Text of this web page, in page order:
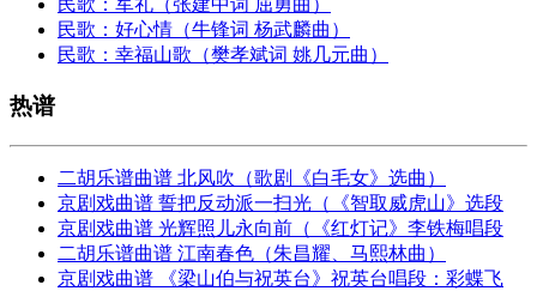
民歌：军礼（张建中词 屈勇曲）
民歌：好心情（牛锋词 杨武麟曲）
民歌：幸福山歌（樊孝斌词 姚几元曲）
热谱
二胡乐谱曲谱 北风吹（歌剧《白毛女》选曲）
京剧戏曲谱 誓把反动派一扫光（《智取威虎山》选段
京剧戏曲谱 光辉照儿永向前（《红灯记》李铁梅唱段
二胡乐谱曲谱 江南春色（朱昌耀、马熙林曲）
京剧戏曲谱 《梁山伯与祝英台》祝英台唱段：彩蝶飞